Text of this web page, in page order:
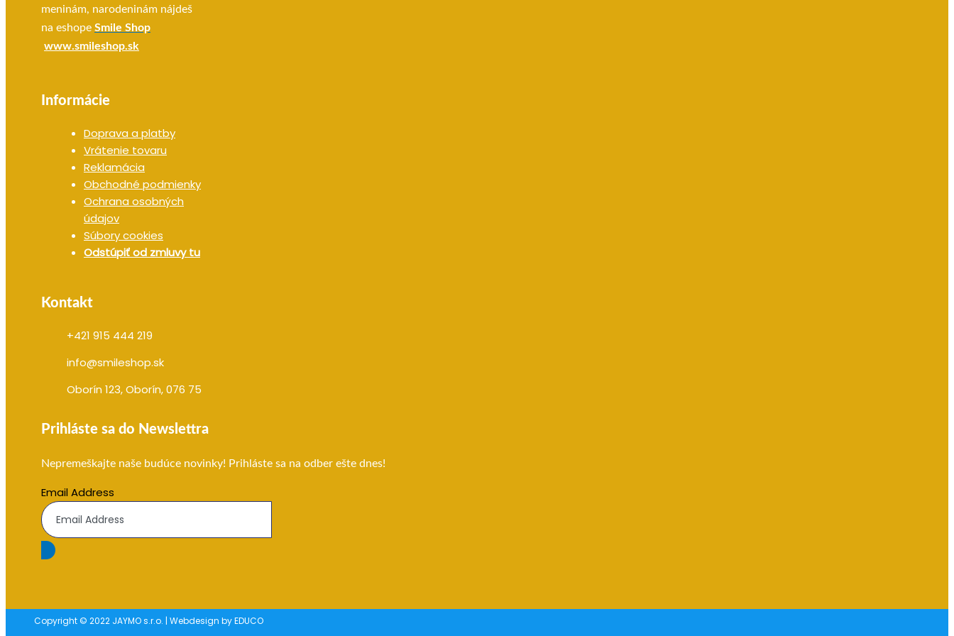
meninám, narodeninám nájdeš
na eshope Smile Shop
www.smileshop.sk
Informácie
Doprava a platby
Vrátenie tovaru
Reklamácia
Obchodné podmienky
Ochrana osobných
údajov
Súbory cookies
Odstúpiť od zmluvy tu
Kontakt
+421 915 444 219
info@smileshop.sk
Oborín 123, Oborín, 076 75
Prihláste sa do Newslettra
Nepremeškajte naše budúce novinky! Prihláste sa na odber ešte dnes!
Email Address
Copyright © 2022 JAYMO s.r.o. | Webdesign by EDUCO